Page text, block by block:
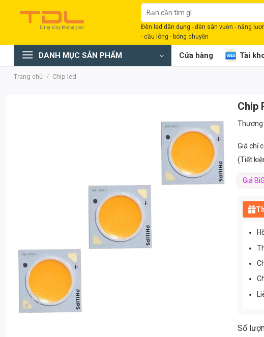
dung
Tìm
kiếm:
Đèn led dân dụng - đèn sân vườn - năng
- cầu lông - bóng chuyền
DANH MỤC SẢN PHẨM Cửa hàng Tài
Trang chủ / Chip led
Chip
Thương
Giá chỉ
(Tiết
Giá
Chip